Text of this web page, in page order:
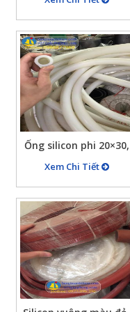
đến 70 kg màu trắng
và màu đỏ xốp chịu
nhiệt cao nhiều cỡ tại
anh thiên giải phóng
hn
Ống silicon phi 20×30,
dày 5mm, trắng chịu
nhiệt
Xem Chi Tiết